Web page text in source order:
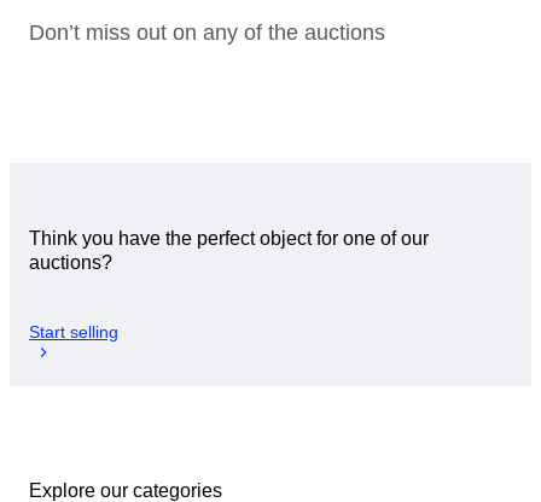
Don’t miss out on any of the auctions
Think you have the perfect object for one of our
auctions?
Start selling
Explore our categories